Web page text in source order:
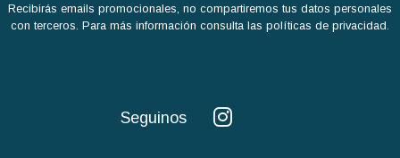
Recibirás emails promocionales, no compartiremos tus datos personales
con terceros. Para más información consulta las políticas de privacidad.
Seguinos